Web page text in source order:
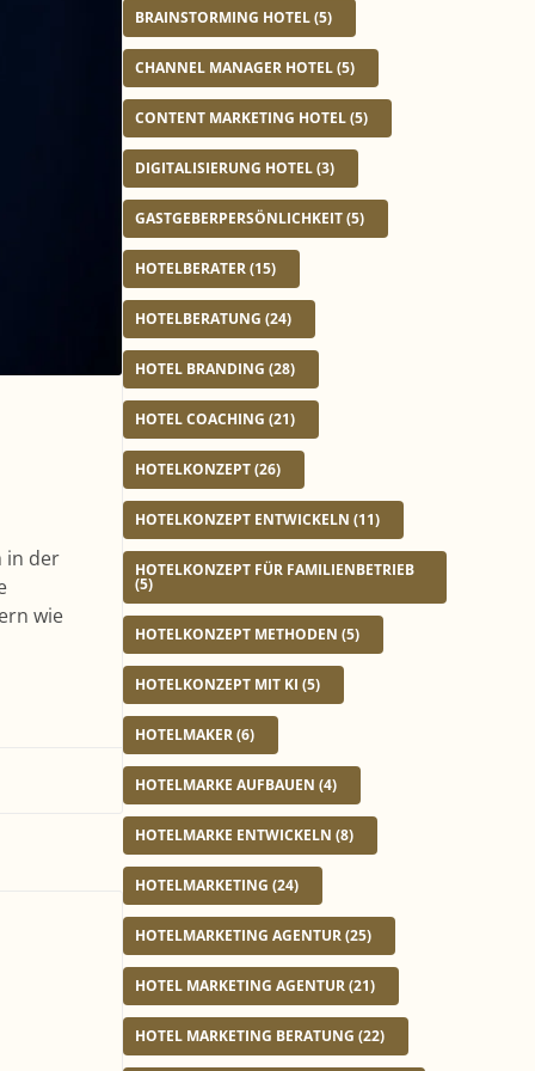
in der
wie
e
r
BRAINSTORMING HOTEL(5)
CHANNEL MANAGER HOTEL(5)
CONTENT MARKETING HOTEL(5)
DIGITALISIERUNG HOTEL(3)
GASTGEBERPERSÖNLICHKEIT(5)
HOTELBERATER(15)
HOTELBERATUNG (24)
HOTEL BRANDING (28)
HOTEL COACHING (21)
HOTELKONZEPT(26)
HOTELKONZEPT ENTWICKELN (11)
HOTELKONZEPT FÜR FAMILIENBETRIEB
(5)
HOTELKONZEPT METHODEN (5)
HOTELKONZEPT MIT KI (5)
HOTELMAKER(6)
HOTELMARKE AUFBAUEN (4)
HOTELMARKE ENTWICKELN (8)
HOTELMARKETING (24)
HOTELMARKETING AGENTUR(25)
HOTEL MARKETING AGENTUR(21)
HOTEL MARKETING BERATUNG (22)